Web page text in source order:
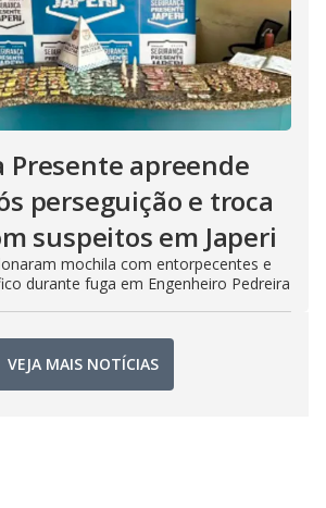
Presente apreende
perseguição e troca
suspeitos em Japeri
mochila com entorpecentes e
durante fuga em Engenheiro Pedreira
VEJA MAIS NOTÍCIAS